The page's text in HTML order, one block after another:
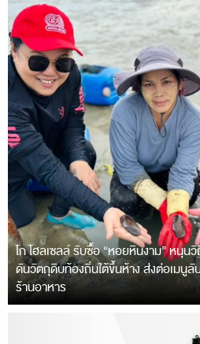
โก โฮลเซลล์ รับซื้อ “หอยหินงาม” หนุ
ดันวัตถุดิบท้องถิ่นใต้ขึ้นห้าง ส่งต่อเมนู
ร้านอาหาร